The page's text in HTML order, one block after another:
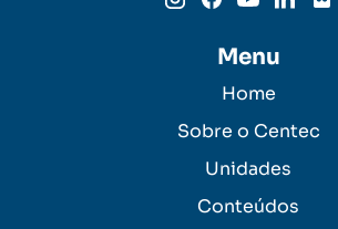
Menu
Home
Sobre o Centec
Unidades
Conteúdos